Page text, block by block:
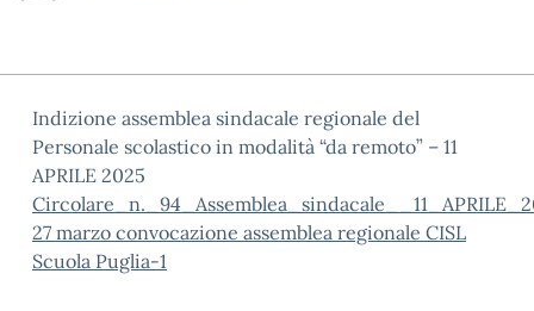
Indizione assemblea sindacale regionale del
Personale scolastico in modalità “da remoto” – 11
APRILE 2025
27 marzo convocazione assemblea regionale CISL
Scuola Puglia-1